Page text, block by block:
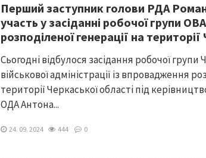
Перший заступник голови РДА
участь у засіданні робочої групи
розподіленої генерації на
Сьогодні відбулося засідання робочої групи
військової адміністрації із впровадження
території Черкаської області під
ОДА Антона...
24. 09. 2024 444 0